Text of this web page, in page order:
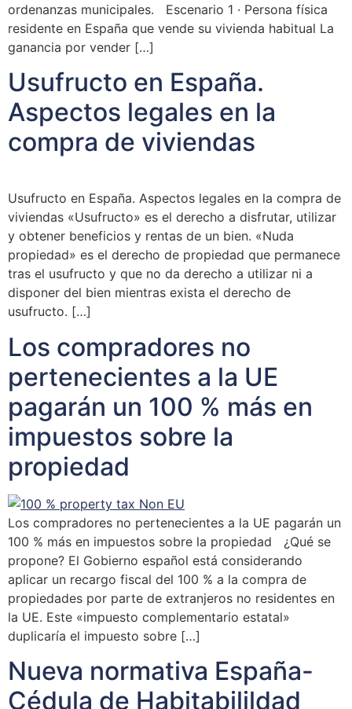
ordenanzas municipales. Escenario 1 · Persona física
residente en España que vende su vivienda habitual La
ganancia por vender […]
Usufructo en España.
Aspectos legales en la
compra de viviendas
Usufructo en España. Aspectos legales en la compra de
viviendas «Usufructo» es el derecho a disfrutar, utilizar
y obtener beneficios y rentas de un bien. «Nuda
propiedad» es el derecho de propiedad que permanece
tras el usufructo y que no da derecho a utilizar ni a
disponer del bien mientras exista el derecho de
usufructo. […]
Los compradores no
pertenecientes a la UE
pagarán un 100 % más en
impuestos sobre la
propiedad
Los compradores no pertenecientes a la UE pagarán un
100 % más en impuestos sobre la propiedad ¿Qué se
propone? El Gobierno español está considerando
aplicar un recargo fiscal del 100 % a la compra de
propiedades por parte de extranjeros no residentes en
la UE. Este «impuesto complementario estatal»
duplicaría el impuesto sobre […]
Nueva normativa España-
Cédula de Habitabilildad